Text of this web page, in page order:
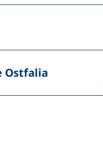
Ostfalia